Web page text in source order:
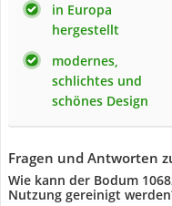
in Europa
hergestellt
modernes,
schlichtes und
schönes Design
Fragen und Antworten
Wie kann der Bodum
Nutzung gereinigt